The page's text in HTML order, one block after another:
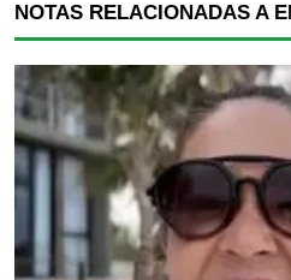
NOTAS RELACIONADAS A